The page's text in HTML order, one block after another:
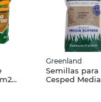
Greenland
Semillas para
Cesped Media